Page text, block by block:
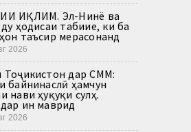
ИҚЛИМ. Эл-Нинё ва
ҳодисаи табиие, ки ба
таъсир мерасонанд
2026
Тоҷикистон дар СММ:
байнинаслӣ ҳамчун
нави ҳуқуқи сулҳ.
ин маврид
2026